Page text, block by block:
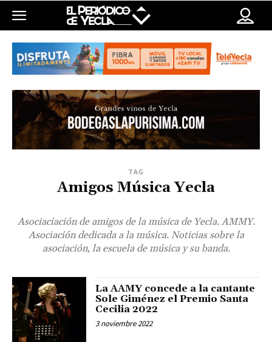
TAG
Amigos Música Yecla
Asociaciación de amigos de la música de Yecla. AMMY.
Asociación dedicada a la música. Noticias sobre la
asociación, la escuela de música y su banda.
La AAMY concede a la cantante
Sole Giménez el Premio Santa
Cecilia 2022
3 noviembre 2022